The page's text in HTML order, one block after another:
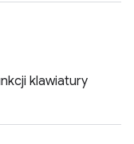
klawiatury